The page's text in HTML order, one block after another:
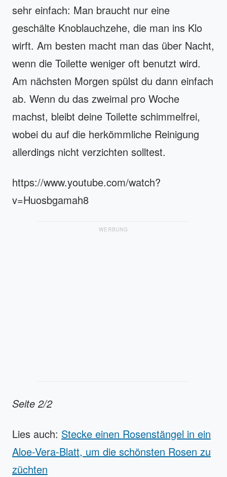
sehr einfach: Man braucht nur eine
geschälte Knoblauchzehe, die man ins Klo
wirft. Am besten macht man das über Nacht,
wenn die Toilette weniger oft benutzt wird.
Am nächsten Morgen spülst du dann einfach
ab. Wenn du das zweimal pro Woche
machst, bleibt deine Toilette schimmelfrei,
wobei du auf die herkömmliche Reinigung
allerdings nicht verzichten solltest.
https://www.youtube.com/watch?
v=Huosbgamah8
WERBUNG
Seite 2/2
Lies auch: Stecke einen Rosenstängel in ein
Aloe-Vera-Blatt, um die schönsten Rosen zu
züchten